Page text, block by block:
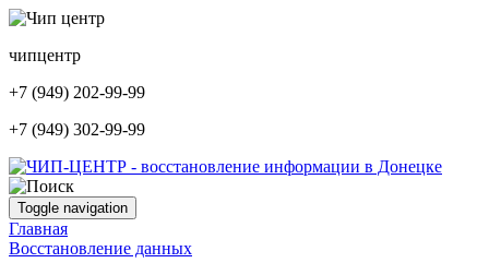
чипцентр
+7 (949) 202-99-99
+7 (949) 302-99-99
Toggle navigation
Главная
Восстановление данных